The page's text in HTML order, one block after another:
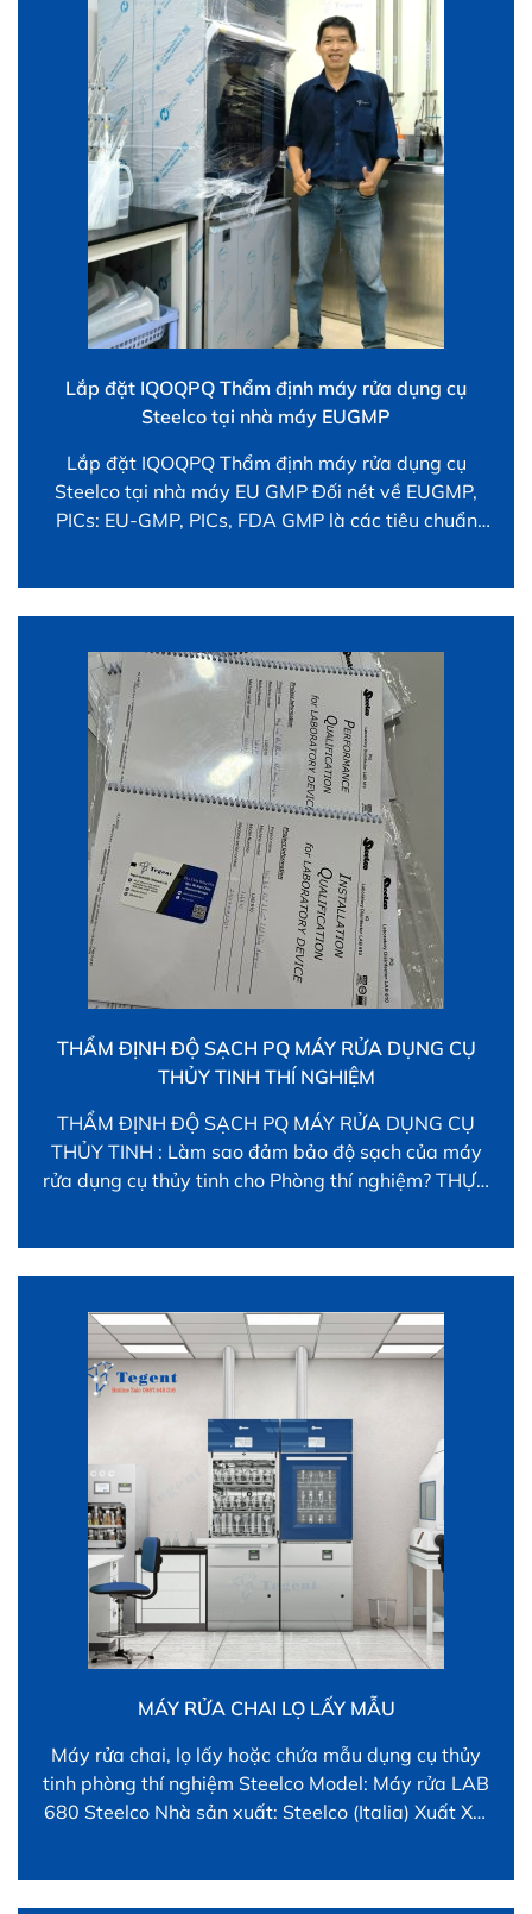
Lắp đặt IQOQPQ Thẩm định máy rửa dụng cụ
Steelco tại nhà máy EUGMP
Lắp đặt IQOQPQ Thẩm định máy rửa dụng cụ
Steelco tại nhà máy EU GMP Đối nét về EUGMP,
PICs: EU-GMP, PICs, FDA GMP là các tiêu chuẩn
THẨM ĐỊNH ĐỘ SẠCH PQ MÁY RỬA DỤNG CỤ
THỦY TINH THÍ NGHIỆM
THẨM ĐỊNH ĐỘ SẠCH PQ MÁY RỬA DỤNG CỤ
THỦY TINH : Làm sao đảm bảo độ sạch của máy
rửa dụng cụ thủy tinh cho Phòng thí nghiệm? THỰC
MÁY RỬA CHAI LỌ LẤY MẪU
Máy rửa chai, lọ lấy hoặc chứa mẫu dụng cụ thủy
tinh phòng thí nghiệm Steelco Model: Máy rửa LAB
680 Steelco Nhà sản xuất: Steelco (Italia) Xuất Xứ: